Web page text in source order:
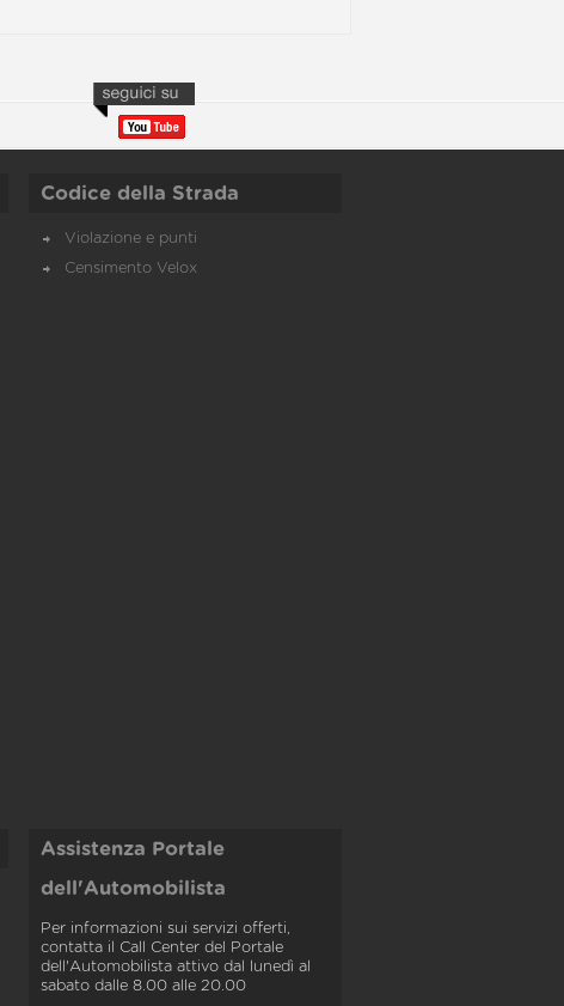
Codice della Strada
Violazione e punti
Censimento Velox
Assistenza Portale
dell'Automobilista
Per informazioni sui servizi offerti,
contatta il Call Center del Portale
dell'Automobilista attivo dal lunedì al
sabato dalle 8.00 alle 20.00